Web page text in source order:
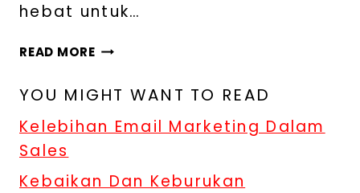
hebat untuk…
READ MORE
YOU MIGHT WANT TO READ
Kelebihan Email Marketing Dalam
Sales
Kebaikan Dan Keburukan